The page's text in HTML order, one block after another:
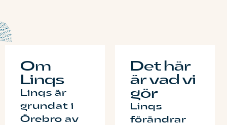
Om
Linqs
Linqs är
grundat i
Örebro av
Det här
är vad vi
gör
Linqs
förändrar